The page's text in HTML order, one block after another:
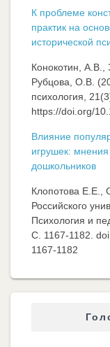
К проблеме
практик на
исторической
Конокотин, А.В.,
Рубцова, О.В.
психология,
https://doi.org/
Влияние
игрушек:
дошкольников
Клопотова Е.Е.,
Российского
Психология и
C. 1167-1182.
1167-1182